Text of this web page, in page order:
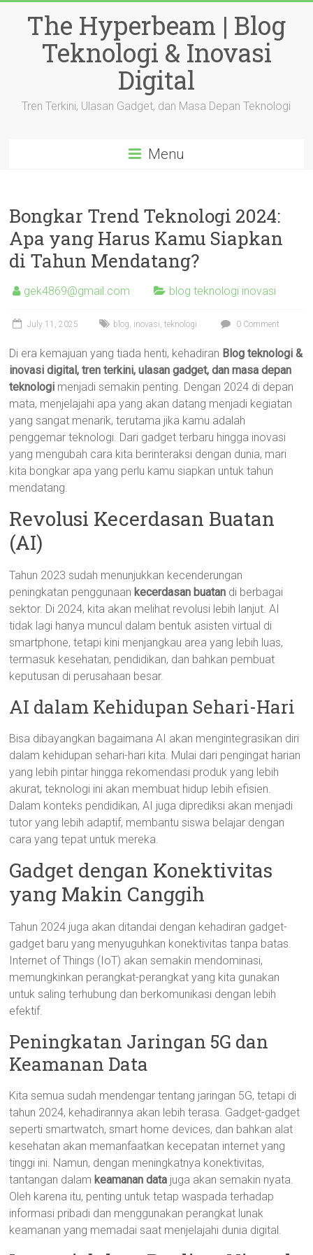
contentThe Hyperbeam | Blog
Teknologi & Inovasi
Digital
Tren Terkini, Ulasan Gadget, dan Masa Depan Teknologi
Menu
Bongkar Trend Teknologi 2024:
Apa yang Harus Kamu Siapkan
di Tahun Mendatang?
gek4869@gmail.com blog teknologi inovasi
July 11, 2025 blog, inovasi,teknologi 0 Comment
Di era kemajuan yang tiada henti, kehadiran Blog teknologi &
inovasi digital, tren terkini, ulasan gadget, dan masa depan
teknologi menjadi semakin penting. Dengan 2024 di depan
mata, menjelajahi apa yang akan datang menjadi kegiatan
yang sangat menarik, terutama jika kamu adalah
penggemar teknologi. Dari gadget terbaru hingga inovasi
yang mengubah cara kita berinteraksi dengan dunia, mari
kita bongkar apa yang perlu kamu siapkan untuk tahun
mendatang.
Revolusi Kecerdasan Buatan
(AI)
Tahun 2023 sudah menunjukkan kecenderungan
peningkatan penggunaan kecerdasan buatan di berbagai
sektor. Di 2024, kita akan melihat revolusi lebih lanjut. AI
tidak lagi hanya muncul dalam bentuk asisten virtual di
smartphone, tetapi kini menjangkau area yang lebih luas,
termasuk kesehatan, pendidikan, dan bahkan pembuat
keputusan di perusahaan besar.
AI dalam Kehidupan Sehari-Hari
Bisa dibayangkan bagaimana AI akan mengintegrasikan diri
dalam kehidupan sehari-hari kita. Mulai dari pengingat harian
yang lebih pintar hingga rekomendasi produk yang lebih
akurat, teknologi ini akan membuat hidup lebih efisien.
Dalam konteks pendidikan, AI juga diprediksi akan menjadi
tutor yang lebih adaptif, membantu siswa belajar dengan
cara yang tepat untuk mereka.
Gadget dengan Konektivitas
yang Makin Canggih
Tahun 2024 juga akan ditandai dengan kehadiran gadget-
gadget baru yang menyuguhkan konektivitas tanpa batas.
Internet of Things (IoT) akan semakin mendominasi,
memungkinkan perangkat-perangkat yang kita gunakan
untuk saling terhubung dan berkomunikasi dengan lebih
efektif.
Peningkatan Jaringan 5G dan
Keamanan Data
Kita semua sudah mendengar tentang jaringan 5G, tetapi di
tahun 2024, kehadirannya akan lebih terasa. Gadget-gadget
seperti smartwatch, smart home devices, dan bahkan alat
kesehatan akan memanfaatkan kecepatan internet yang
tinggi ini. Namun, dengan meningkatnya konektivitas,
tantangan dalam keamanan data juga akan semakin nyata.
Oleh karena itu, penting untuk tetap waspada terhadap
informasi pribadi dan menggunakan perangkat lunak
keamanan yang memadai saat menjelajahi dunia digital.